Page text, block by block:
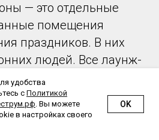
— это отдельные
помещения
праздников. В них
людей. Все лаунж-
украшены.
всего праздника Вам
по всем вопросам
удобства
с Политикой
. Вы можете
в настройках своего
OK